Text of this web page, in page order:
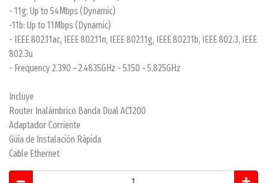
- 11g: Up to 54Mbps (Dynamic)
-11b: Up to 11Mbps (Dynamic)
- IEEE 802.11ac, IEEE 802.11n, IEEE 802.11g, IEEE 802.11b, IEEE 802.3, IEEE
802.3u
- Frequency 2.390 ~ 2.4835GHz - 5.150 ~ 5.825GHz
Incluye
Router Inalámbrico Banda Dual AC1200
Adaptador Corriente
Guía de Instalación Rápida
Cable Ethernet